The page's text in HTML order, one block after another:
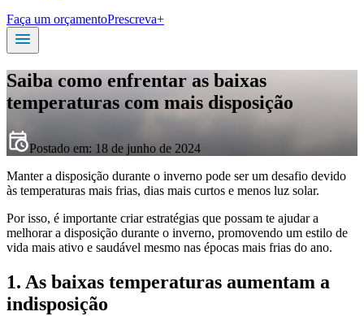
Faça um orçamentoPrescreva+
Saiba como enfrentar as baixas
temperaturas com mais disposição
Postado em: 18 de junho de 2024
Manter a disposição durante o inverno pode ser um desafio devido
às temperaturas mais frias, dias mais curtos e menos luz solar.
Por isso, é importante criar estratégias que possam te ajudar a
melhorar a disposição durante o inverno, promovendo um estilo de
vida mais ativo e saudável mesmo nas épocas mais frias do ano.
1. As baixas temperaturas aumentam a
indisposição